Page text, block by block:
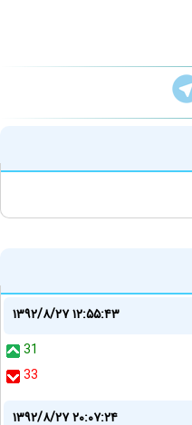
۱۳۹۲/۸/۲۷ ۱۲:۵۵:۴۳
31
33
۱۳۹۲/۸/۲۷ ۲۰:۰۷:۲۴